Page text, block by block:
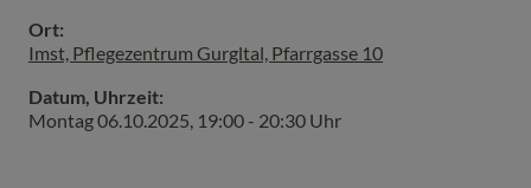
Ort:
Imst, Pflegezentrum Gurgltal, Pfarrgasse 10
Datum, Uhrzeit:
Montag 06.10.2025, 19:00 - 20:30 Uhr